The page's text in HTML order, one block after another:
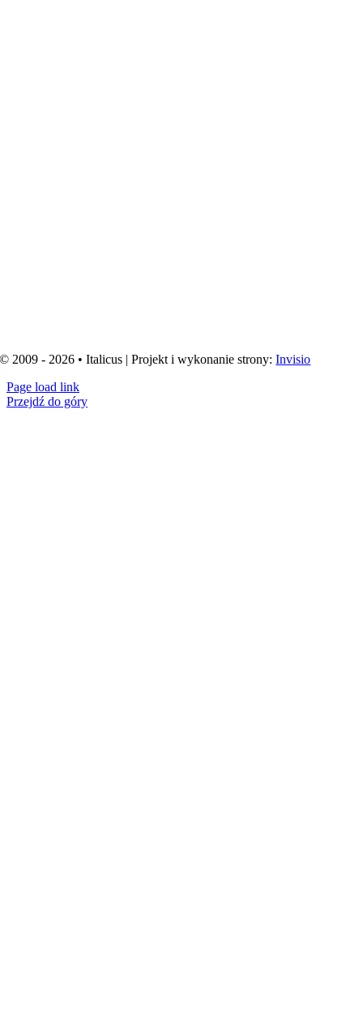
© 2009 - 2026 • Italicus | Projekt i wykonanie strony:Invisio
Page load link
Przejdź do góry